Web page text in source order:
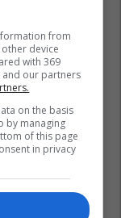
from
device
with 369
and our partners
on the basis
by managing
of this page
in privacy